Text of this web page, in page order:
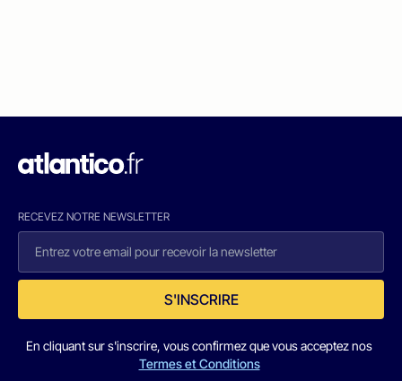
RECEVEZ NOTRE NEWSLETTER
S'INSCRIRE
En cliquant sur s'inscrire, vous confirmez que vous acceptez nos
Termes et Conditions